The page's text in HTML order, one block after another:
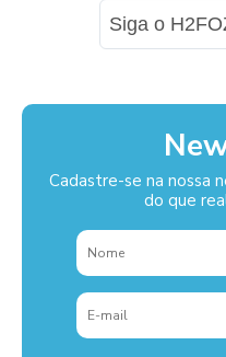
Siga o
Cadastre-se na nossa
do que